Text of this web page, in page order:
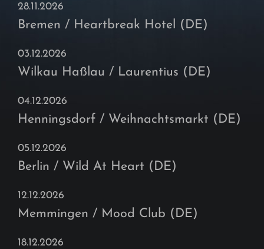
28.11.2026
Bremen / Heartbreak Hotel (DE)
03.12.2026
Wilkau Haßlau / Laurentius (DE)
04.12.2026
Henningsdorf / Weihnachtsmarkt (DE)
05.12.2026
Berlin / Wild At Heart (DE)
12.12.2026
Memmingen / Mood Club (DE)
18.12.2026